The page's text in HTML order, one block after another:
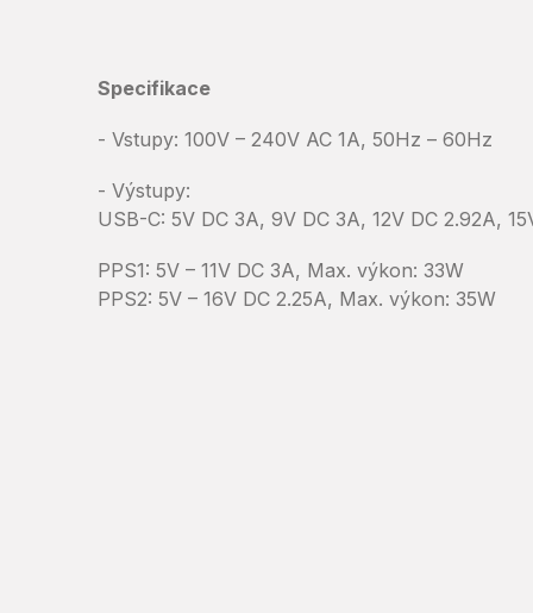
Specifikace
- Vstupy: 100V – 240V AC 1A, 50Hz – 60Hz
- Výstupy:
USB-C: 5V DC 3A, 9V DC 3A, 12V DC 2.92A,
PPS1: 5V – 11V DC 3A, Max. výkon: 33W
PPS2: 5V – 16V DC 2.25A, Max. výkon: 35W